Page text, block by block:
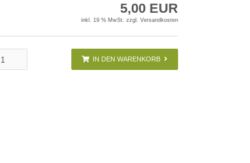
5,00 EUR
inkl. 19 % MwSt. zzgl. Versandkosten
IN DEN WARENKORB